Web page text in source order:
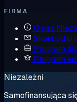
FIRMA
O nas
Skontaktuj
Program
Program
Niezależni
Samofinansująca